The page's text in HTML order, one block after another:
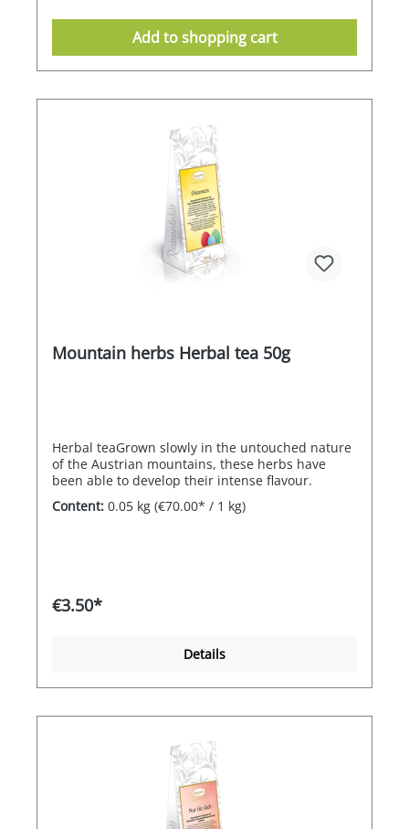
Add to shopping cart
Mountain herbs Herbal tea 50g
Herbal teaGrown slowly in the untouched nature
of the Austrian mountains, these herbs have
been able to develop their intense flavour.
Content: 0.05 kg (€70.00* / 1 kg)
€3.50*
Details